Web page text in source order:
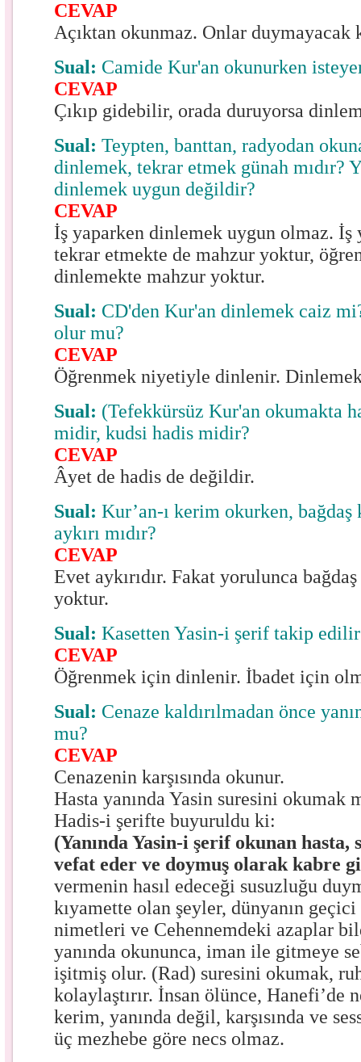
CEVAP
Açıktan okunmaz. Onlar duymayacak
Sual: Camide Kur'an okunurken
CEVAP
Çıkıp gidebilir, orada duruyorsa
Sual: Teypten, banttan, radyodan
dinlemek, tekrar etmek günah mıdır?
dinlemek uygun değildir?
CEVAP
İş yaparken dinlemek uygun olmaz. İş
tekrar etmekte de mahzur yoktur,
dinlemekte mahzur yoktur.
Sual: CD'den Kur'an dinlemek caiz
olur mu?
CEVAP
Öğrenmek niyetiyle dinlenir.
Sual: (Tefekkürsüz Kur'an okumakta
midir, kudsi hadis midir?
CEVAP
Âyet de hadis de değildir.
Sual: Kur’an-ı kerim okurken,
aykırı mıdır?
CEVAP
Evet aykırıdır. Fakat yorulunca
yoktur.
Sual: Kasetten Yasin-i şerif takip
CEVAP
Öğrenmek için dinlenir. İbadet için
Sual: Cenaze kaldırılmadan önce
mu?
CEVAP
Cenazenin karşısında okunur.
Hasta yanında Yasin suresini okumak
Hadis-i şerifte buyuruldu ki:
(Yanında Yasin-i şerif okunan hasta,
vefat eder ve doymuş olarak kabre
vermenin hasıl edeceği susuzluğu
kıyamette olan şeyler, dünyanın
nimetleri ve Cehennemdeki azaplar
yanında okununca, iman ile gitmeye
işitmiş olur. (Rad) suresini okumak,
kolaylaştırır. İnsan ölünce, Hanefi’de
kerim, yanında değil, karşısında ve
üç mezhebe göre necs olmaz.